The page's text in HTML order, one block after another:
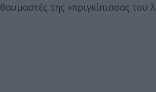
θαυμαστές της «πριγκίπισσας του